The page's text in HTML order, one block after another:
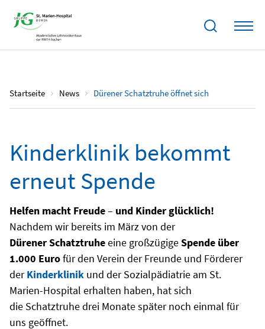
Startseite News Dürener Schatztruhe öffnet sich
10.06.2023
Kinderklinik bekommt
erneut Spende
Helfen macht Freude– und Kinder glücklich!
Nachdem wir bereits im März von der
Dürener Schatztruheeine großzügigeSpende über
1.000 Eurofür den Verein der Freunde und Förderer
derKinderklinik und der Sozialpädiatrie am St.
Marien-Hospital erhalten haben, hat sich
die Schatztruhe drei Monate später noch einmal für
uns geöffnet.